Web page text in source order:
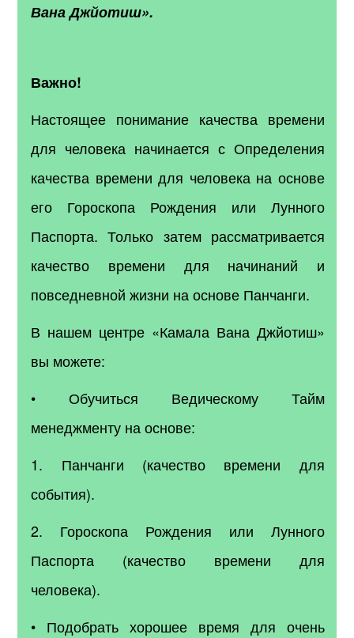
Вана Джйотиш».
Важно!
Настоящее понимание качества времени
для человека начинается с Определения
качества времени для человека на основе
его Гороскопа Рождения или Лунного
Паспорта. Только затем рассматривается
качество времени для начинаний и
повседневной жизни на основе Панчанги.
В нашем центре «Камала Вана Джйотиш»
вы можете:
• Обучиться Ведическому Тайм
менеджменту на основе:
1. Панчанги (качество времени для
события).
2. Гороскопа Рождения или Лунного
Паспорта (качество времени для
человека).
• Подобрать хорошее время для очень